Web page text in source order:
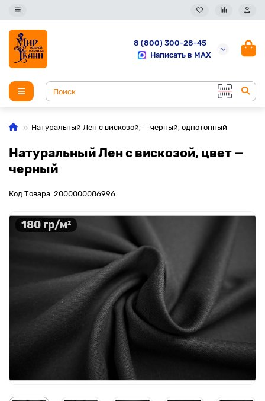
8 (800) 300-28-45
Написать в MAX
Натуральный Лен с вискозой, — черный, однотонный
Натуральный Лен с вискозой, цвет —
черный
Код Товара: 2000000086996
180 гр/м²